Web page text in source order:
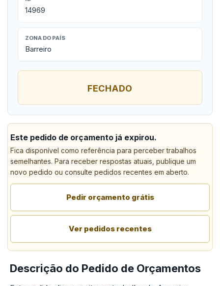
14969
ZONA DO PAÍS
Barreiro
FECHADO
Este pedido de orçamento já expirou.
Fica disponível como referência para perceber trabalhos
semelhantes. Para receber respostas atuais, publique um
novo pedido ou consulte pedidos recentes em aberto.
Pedir orçamento grátis
Ver pedidos recentes
Descrição do Pedido de Orçamentos